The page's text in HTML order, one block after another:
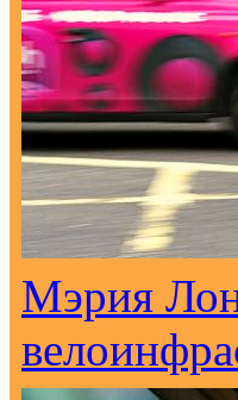
Мэрия